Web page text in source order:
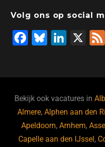
Volg ons op social
F
b
o
o
Bl
ky
Li
dI
n
X
Bekijk ook vacatures in
Almere,Alphen aan den
Apeldoorn,Arnhem,
Capelle aan den IJssel ,